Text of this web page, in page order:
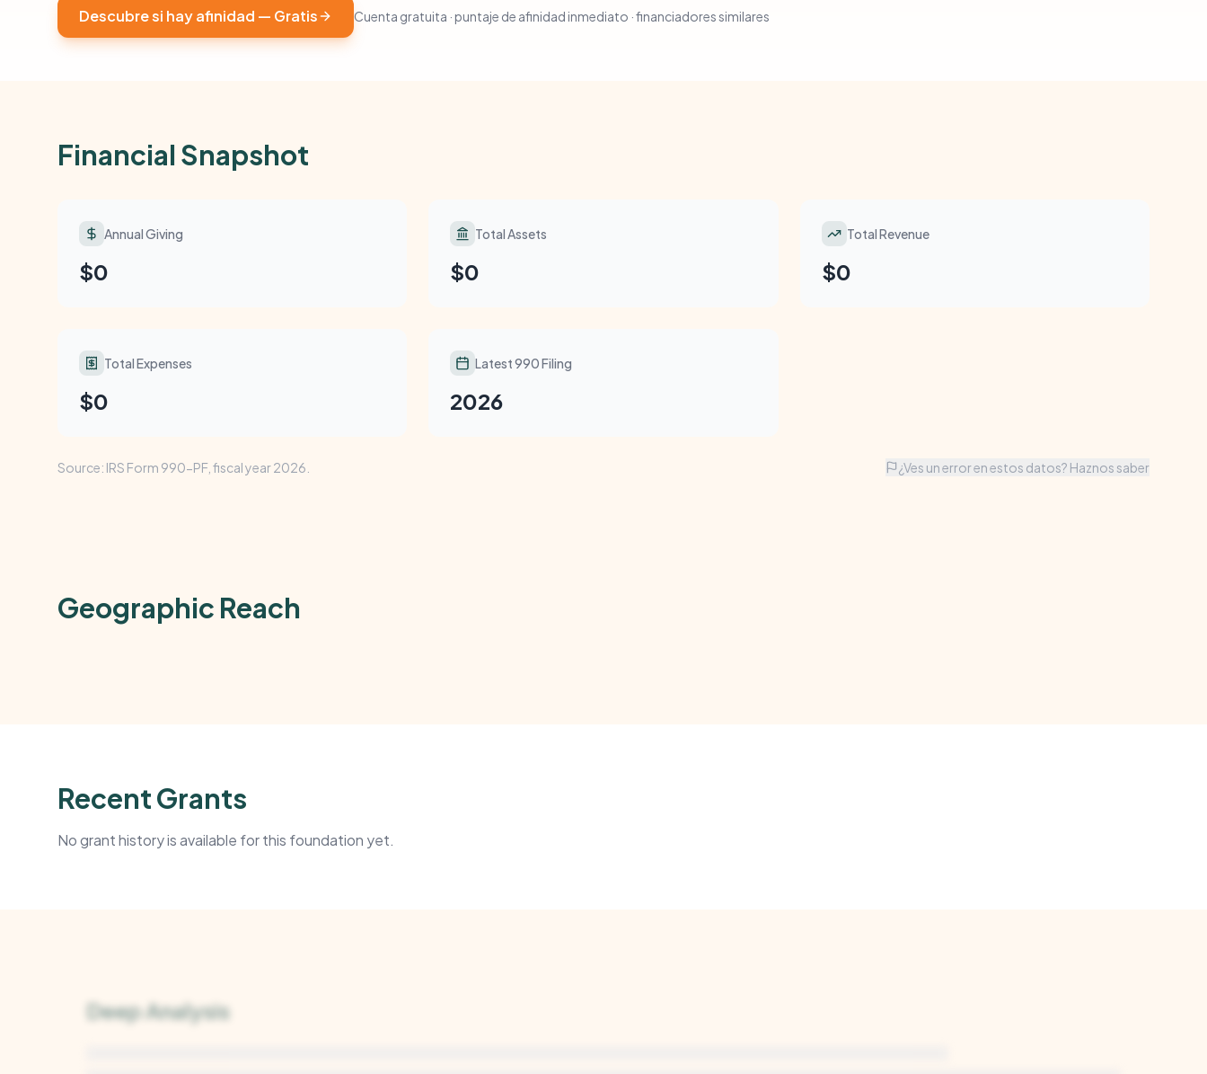
Descubre si hay afinidad — Gratis Cuenta gratuita · puntaje de afinidad inmediato · financiadores similares
Financial Snapshot
Annual Giving
$0
Total Assets
$0
Total Revenue
$0
Total Expenses
$0
Latest 990 Filing
2026
Source: IRS Form 990-PF, fiscal year 2026. ¿Ves un error en estos datos? Haznos saber
Geographic Reach
Recent Grants
No grant history is available for this foundation yet.
Deep Analysis